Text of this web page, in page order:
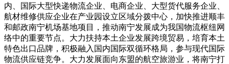
内、国际大型快递物流企业、电商企业、大型货代服务企业、
航材维修供应企业在产业园设立区域分拨中心，加快推进顺丰
和邮政南宁机场基地项目，推动南宁发展成为我国物流枢纽网
络中的重要节点。大力扶持本土企业发展跨境贸易，培育本土
特色出口品牌，积极融入国内国际双循环格局，参与现代国际
物流供应链竞争。大力发展面向东盟的航空旅游业，将南宁打